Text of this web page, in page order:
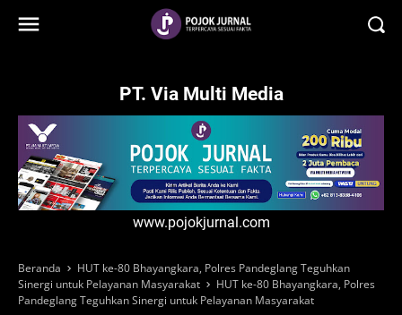
PT. Via Multi Media
www.pojokjurnal.com
Beranda
HUT ke-80 Bhayangkara, Polres Pandeglang Teguhkan
Sinergi untuk Pelayanan Masyarakat
HUT ke-80 Bhayangkara, Polres
Pandeglang Teguhkan Sinergi untuk Pelayanan Masyarakat